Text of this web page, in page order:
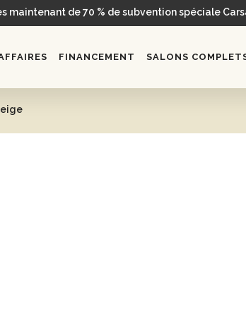
maintenant de 70 % de subvention spéciale
FINANCEMENT SALONS